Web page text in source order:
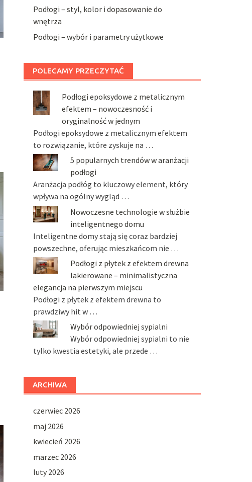
Podłogi – styl, kolor i dopasowanie do
wnętrza
Podłogi – wybór i parametry użytkowe
POLECAMY PRZECZYTAĆ
Podłogi epoksydowe z metalicznym
efektem – nowoczesność i
oryginalność w jednym
Podłogi epoksydowe z metalicznym efektem
to rozwiązanie, które zyskuje na …
5 popularnych trendów w aranżacji
podłogi
Aranżacja podłóg to kluczowy element, który
wpływa na ogólny wygląd …
Nowoczesne technologie w służbie
inteligentnego domu
Inteligentne domy stają się coraz bardziej
powszechne, oferując mieszkańcom nie …
Podłogi z płytek z efektem drewna
lakierowane – minimalistyczna
elegancja na pierwszym miejscu
Podłogi z płytek z efektem drewna to
prawdziwy hit w …
Wybór odpowiedniej sypialni
Wybór odpowiedniej sypialni to nie
tylko kwestia estetyki, ale przede …
ARCHIWA
czerwiec 2026
maj 2026
kwiecień 2026
marzec 2026
luty 2026